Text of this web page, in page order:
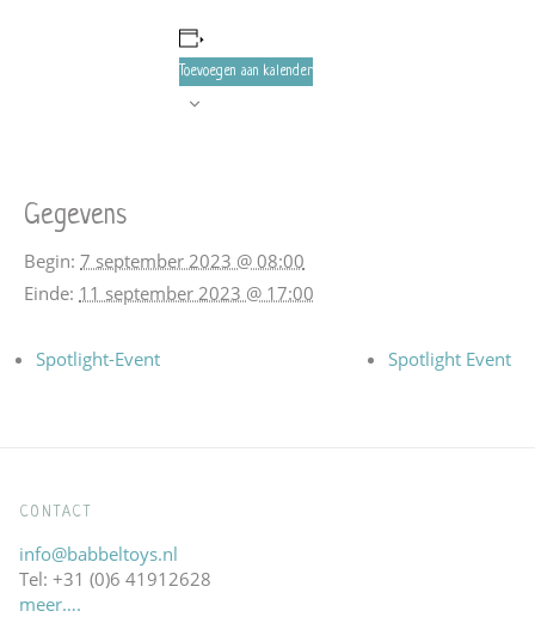
Toevoegen aan kalender
Gegevens
Begin: 7 september 2023 @ 08:00
Einde: 11 september 2023 @ 17:00
Spotlight-Event Spotlight Event
CONTACT
info@babbeltoys.nl
Tel: +31 (0)6 41912628
meer….